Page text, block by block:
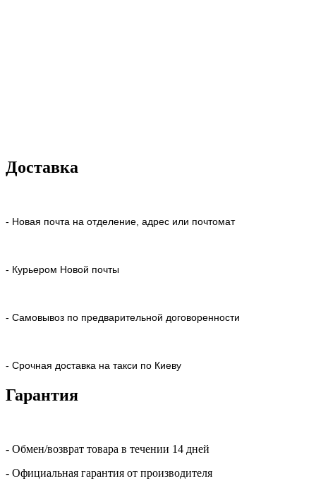
Доставка
- Новая почта на отделение, адрес или почтомат
- Курьером Новой почты
- Самовывоз по предварительной договоренности
- Срочная доставка на такси по Киеву
Гарантия
- Обмен/возврат товара в течении 14 дней
- Официальная гарантия от производителя